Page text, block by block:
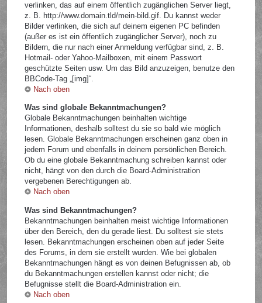
verlinken, das auf einem öffentlich zugänglichen Server liegt,
z. B. http://www.domain.tld/mein-bild.gif. Du kannst weder
Bilder verlinken, die sich auf deinem eigenen PC befinden
(außer es ist ein öffentlich zugänglicher Server), noch zu
Bildern, die nur nach einer Anmeldung verfügbar sind, z. B.
Hotmail- oder Yahoo-Mailboxen, mit einem Passwort
geschützte Seiten usw. Um das Bild anzuzeigen, benutze den
BBCode-Tag „[img]“.
Nach oben
Was sind globale Bekanntmachungen?
Globale Bekanntmachungen beinhalten wichtige
Informationen, deshalb solltest du sie so bald wie möglich
lesen. Globale Bekanntmachungen erscheinen ganz oben in
jedem Forum und ebenfalls in deinem persönlichen Bereich.
Ob du eine globale Bekanntmachung schreiben kannst oder
nicht, hängt von den durch die Board-Administration
vergebenen Berechtigungen ab.
Nach oben
Was sind Bekanntmachungen?
Bekanntmachungen beinhalten meist wichtige Informationen
über den Bereich, den du gerade liest. Du solltest sie stets
lesen. Bekanntmachungen erscheinen oben auf jeder Seite
des Forums, in dem sie erstellt wurden. Wie bei globalen
Bekanntmachungen hängt es von deinen Befugnissen ab, ob
du Bekanntmachungen erstellen kannst oder nicht; die
Befugnisse stellt die Board-Administration ein.
Nach oben